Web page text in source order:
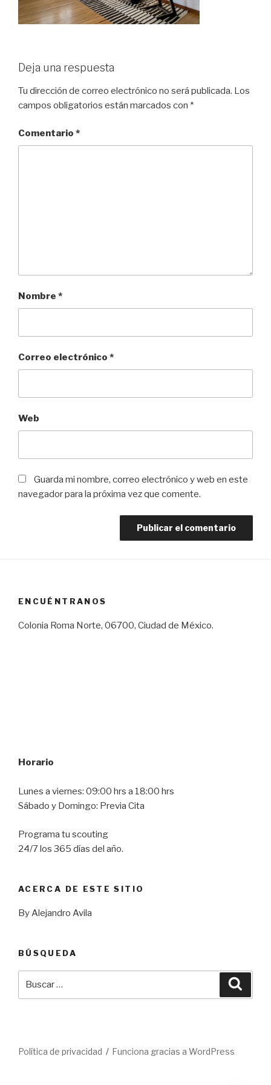
Deja una respuesta
Tu dirección de correo electrónico no será publicada. Los
campos obligatorios están marcados con *
Comentario *
Nombre *
Correo electrónico *
Web
Guarda mi nombre, correo electrónico y web en este
navegador para la próxima vez que comente.
ENCUÉNTRANOS
Colonia Roma Norte, 06700, Ciudad de México.
Horario
Lunes a viernes: 09:00 hrs a 18:00 hrs
Sábado y Domingo: Previa Cita
Programa tu scouting
24/7 los 365 días del año.
ACERCA DE ESTE SITIO
By Alejandro Avila
BÚSQUEDA
Política de privacidad Funciona gracias a WordPress